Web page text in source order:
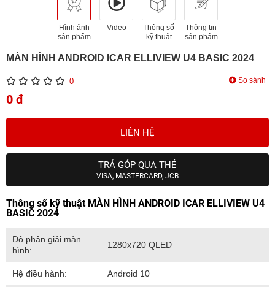
Hình ảnh
sản phẩm
Video
Thông số
kỹ thuật
Thông tin
sản phẩm
MÀN HÌNH ANDROID ICAR ELLIVIEW U4 BASIC 2024
0 So sánh
0 đ
LIÊN HỆ
TRẢ GÓP QUA THẺ
VISA, MASTERCARD, JCB
Thông số kỹ thuật MÀN HÌNH ANDROID ICAR ELLIVIEW U4
BASIC 2024
Độ phân giải màn
hình:
1280x720 QLED
Hệ điều hành: Android 10